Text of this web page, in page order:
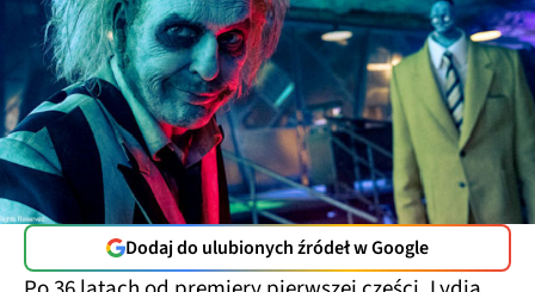
Dodaj do ulubionych źródeł w Google